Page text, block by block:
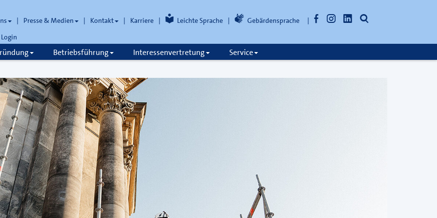
Presse & Medien Kontakt Karriere Leichte Sprache Gebärdensprache FacebookInstagramLinkedInSuche
Login
Betriebsführung Interessenvertretung Service